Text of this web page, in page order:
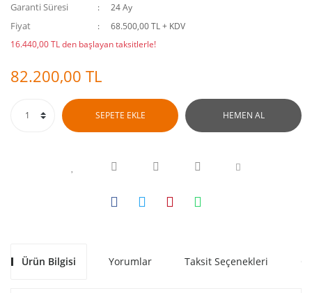
Garanti Süresi 24 Ay
Fiyat
68.500,00 TL + KDV
16.440,00 TL den başlayan taksitlerle!
82.200,00 TL
SEPETE EKLE HEMEN AL
Ürün Bilgisi Yorumlar Taksit Seçenekleri